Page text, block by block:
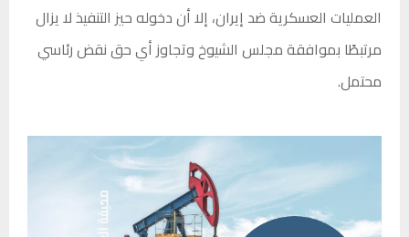
العمليات العسكرية ضد إيران، إلا أن دخوله حيز التنفيذ لا يزال
مرتبطًا بموافقة مجلس الشيوخ وتجاوز أي حق نقض رئاسي
محتمل.